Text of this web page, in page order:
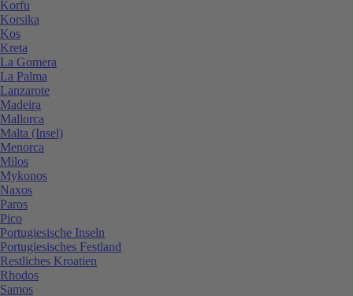
Korfu
Korsika
Kos
Kreta
La Gomera
La Palma
Lanzarote
Madeira
Mallorca
Malta (Insel)
Menorca
Milos
Mykonos
Naxos
Paros
Pico
Portugiesische Inseln
Portugiesisches Festland
Restliches Kroatien
Rhodos
Samos